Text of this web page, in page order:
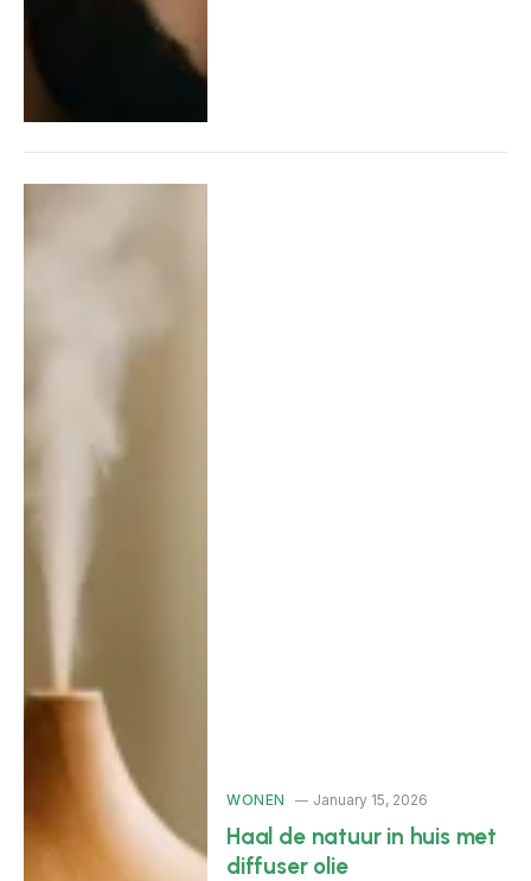
WONEN January 15, 2026
Haal de natuur in huis met
diffuser olie